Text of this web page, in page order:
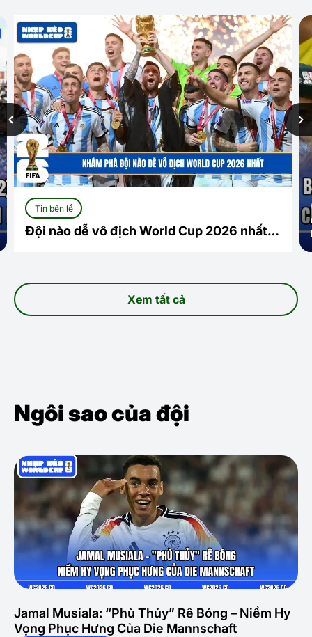
Xem tất cả
Tin bên lề
Đội nào dễ vô địch World Cup 2026 nhất?
Ngôi sao của đội
Jamal Musiala: “Phù Thủy” Rê Bóng – Niềm Hy
Vọng Phục Hưng Của Die Mannschaft